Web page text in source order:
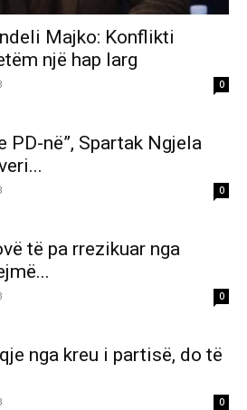
Majko: Konflikti
një hap larg
0
PD-në”, Spartak Ngjela
0
të pa rrezikuar nga
0
nga kreu i partisë, do të
0